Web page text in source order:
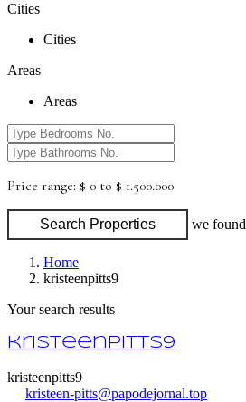
Cities
Cities
Areas
Areas
Price range: $ 0 to $ 1.500.000
Search Properties we found
Home
kristeenpitts9
Your search results
kristeenpitts9
kristeenpitts9
kristeen-pitts@papodejornal.top